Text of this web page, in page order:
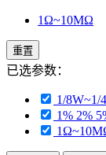
1Ω~10MΩ
重置
已选参数：
1/8W~1/
1% 2%